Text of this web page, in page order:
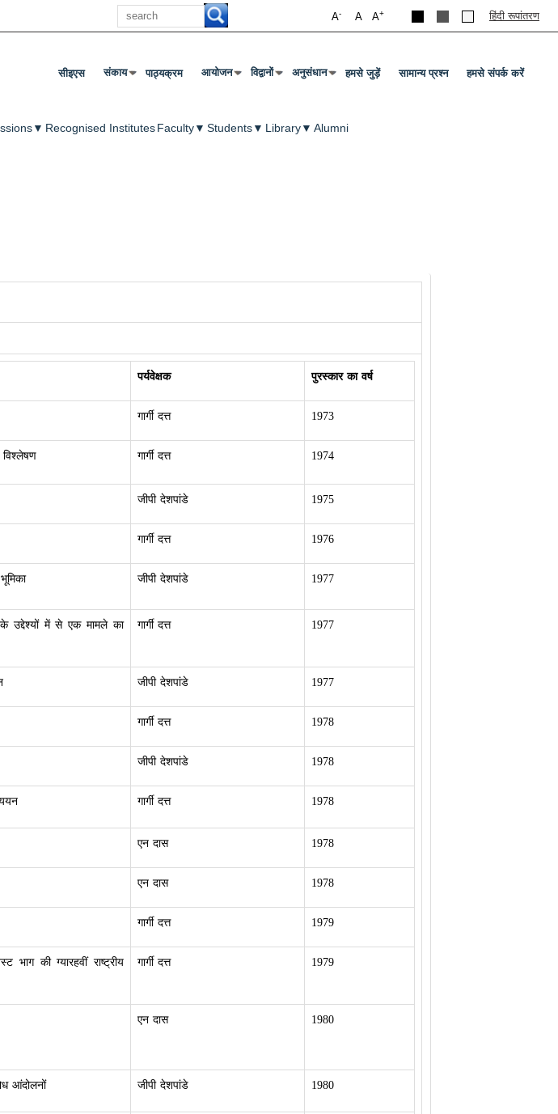
Search
A+
A
A- हिंदी रूपांतरण
सीइएस संकाय
उप मेनू खोलने के लिए एंटर या टैब दबाएं
पाठ्यक्रम आयोजन
उप मेनू खोलने के लिए एंटर या टैब दबाएं
विद्वानों
उप मेनू खोलने के लिए एंटर या टैब दबाएं
अनुसंधान
उप मेनू खोलने के लिए एंटर या टैब दबाएं
हमसे जुड़ें सामान्य प्रश्न हमसे संपर्क करें
▼ Recognised InstitutesFaculty▼ Students▼ Library▼ Alumni
पर्यवेक्षक पुरस्कार का वर्ष
गार्गी दत्त 1973
विश्लेषण गार्गी दत्त 1974
जीपी देशपांडे 1975
गार्गी दत्त 1976
जीपी देशपांडे 1977
के उद्देश्यों में से एक मामले का
गार्गी दत्त 1977
जीपी देशपांडे 1977
गार्गी दत्त 1978
जीपी देशपांडे 1978
गार्गी दत्त 1978
एन दास 1978
एन दास 1978
गार्गी दत्त 1979
की ग्यारहवीं राष्ट्रीय
गार्गी दत्त 1979
एन दास 1980
आंदोलनों जीपी देशपांडे 1980